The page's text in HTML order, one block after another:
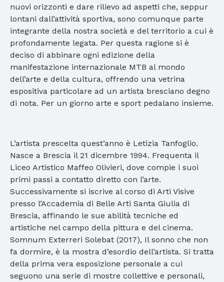
nuovi orizzonti e dare rilievo ad aspetti che, seppur
lontani dall’attività sportiva, sono comunque parte
integrante della nostra società e del territorio a cui è
profondamente legata. Per questa ragione si è
deciso di abbinare ogni edizione della
manifestazione internazionale MTB al mondo
dell’arte e della cultura, offrendo una vetrina
espositiva particolare ad un artista bresciano degno
di nota. Per un giorno arte e sport pedalano insieme.
L’artista prescelta quest’anno è Letizia Tanfoglio.
Nasce a Brescia il 21 dicembre 1994. Frequenta il
Liceo Artistico Maffeo Olivieri, dove compie i suoi
primi passi a contatto diretto con l’arte.
Successivamente si iscrive al corso di Arti Visive
presso l’Accademia di Belle Arti Santa Giulia di
Brescia, affinando le sue abilità tecniche ed
artistiche nel campo della pittura e del cinema.
Somnum Exterreri Solebat (2017), Il sonno che non
fa dormire, è la mostra d’esordio dell’artista. Si tratta
della prima vera esposizione personale a cui
seguono una serie di mostre collettive e personali,